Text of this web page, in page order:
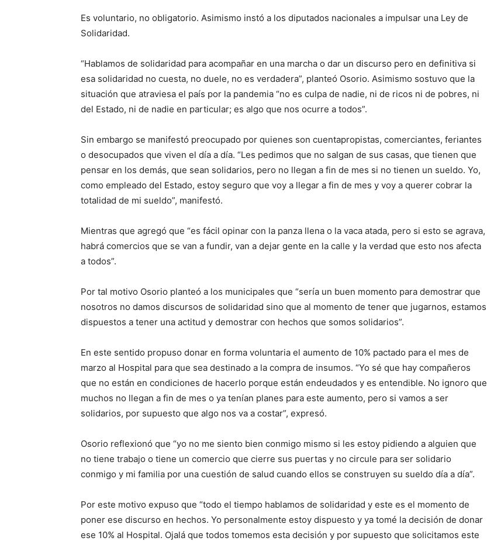
Es voluntario, no obligatorio. Asimismo instó a los diputados nacionales a impulsar una Ley de
Solidaridad.
“Hablamos de solidaridad para acompañar en una marcha o dar un discurso pero en definitiva si
esa solidaridad no cuesta, no duele, no es verdadera”, planteó Osorio. Asimismo sostuvo que la
situación que atraviesa el país por la pandemia “no es culpa de nadie, ni de ricos ni de pobres, ni
del Estado, ni de nadie en particular; es algo que nos ocurre a todos”.
Sin embargo se manifestó preocupado por quienes son cuentapropistas, comerciantes, feriantes
o desocupados que viven el día a día. “Les pedimos que no salgan de sus casas, que tienen que
pensar en los demás, que sean solidarios, pero no llegan a fin de mes si no tienen un sueldo. Yo,
como empleado del Estado, estoy seguro que voy a llegar a fin de mes y voy a querer cobrar la
totalidad de mi sueldo”, manifestó.
Mientras que agregó que “es fácil opinar con la panza llena o la vaca atada, pero si esto se agrava,
habrá comercios que se van a fundir, van a dejar gente en la calle y la verdad que esto nos afecta
a todos”.
Por tal motivo Osorio planteó a los municipales que “sería un buen momento para demostrar que
nosotros no damos discursos de solidaridad sino que al momento de tener que jugarnos, estamos
dispuestos a tener una actitud y demostrar con hechos que somos solidarios”.
En este sentido propuso donar en forma voluntaria el aumento de 10% pactado para el mes de
marzo al Hospital para que sea destinado a la compra de insumos. “Yo sé que hay compañeros
que no están en condiciones de hacerlo porque están endeudados y es entendible. No ignoro que
muchos no llegan a fin de mes o ya tenían planes para este aumento, pero si vamos a ser
solidarios, por supuesto que algo nos va a costar”, expresó.
Osorio reflexionó que “yo no me siento bien conmigo mismo si les estoy pidiendo a alguien que
no tiene trabajo o tiene un comercio que cierre sus puertas y no circule para ser solidario
conmigo y mi familia por una cuestión de salud cuando ellos se construyen su sueldo día a día”.
Por este motivo expuso que “todo el tiempo hablamos de solidaridad y este es el momento de
poner ese discurso en hechos. Yo personalmente estoy dispuesto y ya tomé la decisión de donar
ese 10% al Hospital. Ojalá que todos tomemos esta decisión y por supuesto que solicitamos este